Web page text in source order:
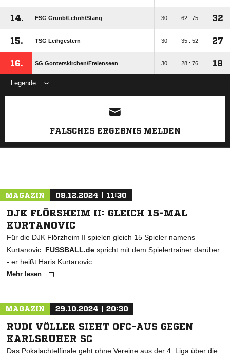
14. FSG Grünb/​Lehnh/​Stang 30 62 : 75 32
15. TSG Leihgestern 30 35 : 52 27
16. SG Gonterskirchen/​Freienseen 30 28 : 76 18
Legende
ANZEIGE
FALSCHES ERGEBNIS MELDEN
MAGAZIN 08.12.2024 | 11:30
DJK FLÖRSHEIM II: GLEICH 15-MAL
KURTANOVIC
Für die DJK Flörzheim II spielen gleich 15 Spieler namens
Kurtanovic. FUSSBALL.de spricht mit dem Spielertrainer darüber
- er heißt Haris Kurtanovic.
Mehr lesen
MAGAZIN 29.10.2024 | 20:30
RUDI VÖLLER SIEHT OFC-AUS GEGEN
KARLSRUHER SC
Das Pokalachtelfinale geht ohne Vereine aus der 4. Liga über die